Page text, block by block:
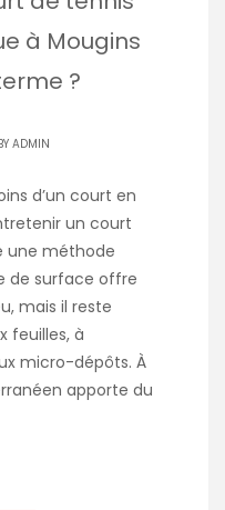
à Mougins
?
ADMIN
d’un court en
un court
une méthode
de surface offre
mais il reste
feuilles, à
micro-dépôts. À
apporte du